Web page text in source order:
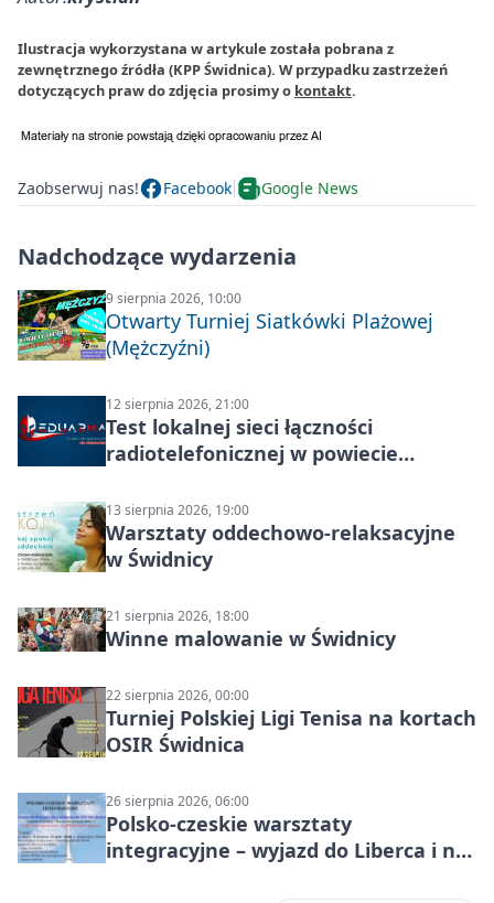
Ilustracja wykorzystana w artykule została pobrana z
zewnętrznego źródła (KPP Świdnica). W przypadku zastrzeżeń
dotyczących praw do zdjęcia prosimy o kontakt.
Zaobserwuj nas! Facebook Google News
Nadchodzące wydarzenia
9 sierpnia 2026, 10:00
Otwarty Turniej Siatkówki Plażowej
(Mężczyźni)
12 sierpnia 2026, 21:00
Test lokalnej sieci łączności
radiotelefonicznej w powiecie
13 sierpnia 2026, 19:00
Warsztaty oddechowo-relaksacyjne
w Świdnicy
21 sierpnia 2026, 18:00
Winne malowanie w Świdnicy
22 sierpnia 2026, 00:00
Turniej Polskiej Ligi Tenisa na kortach
OSIR Świdnica
26 sierpnia 2026, 06:00
Polsko-czeskie warsztaty
integracyjne – wyjazd do Liberca i na